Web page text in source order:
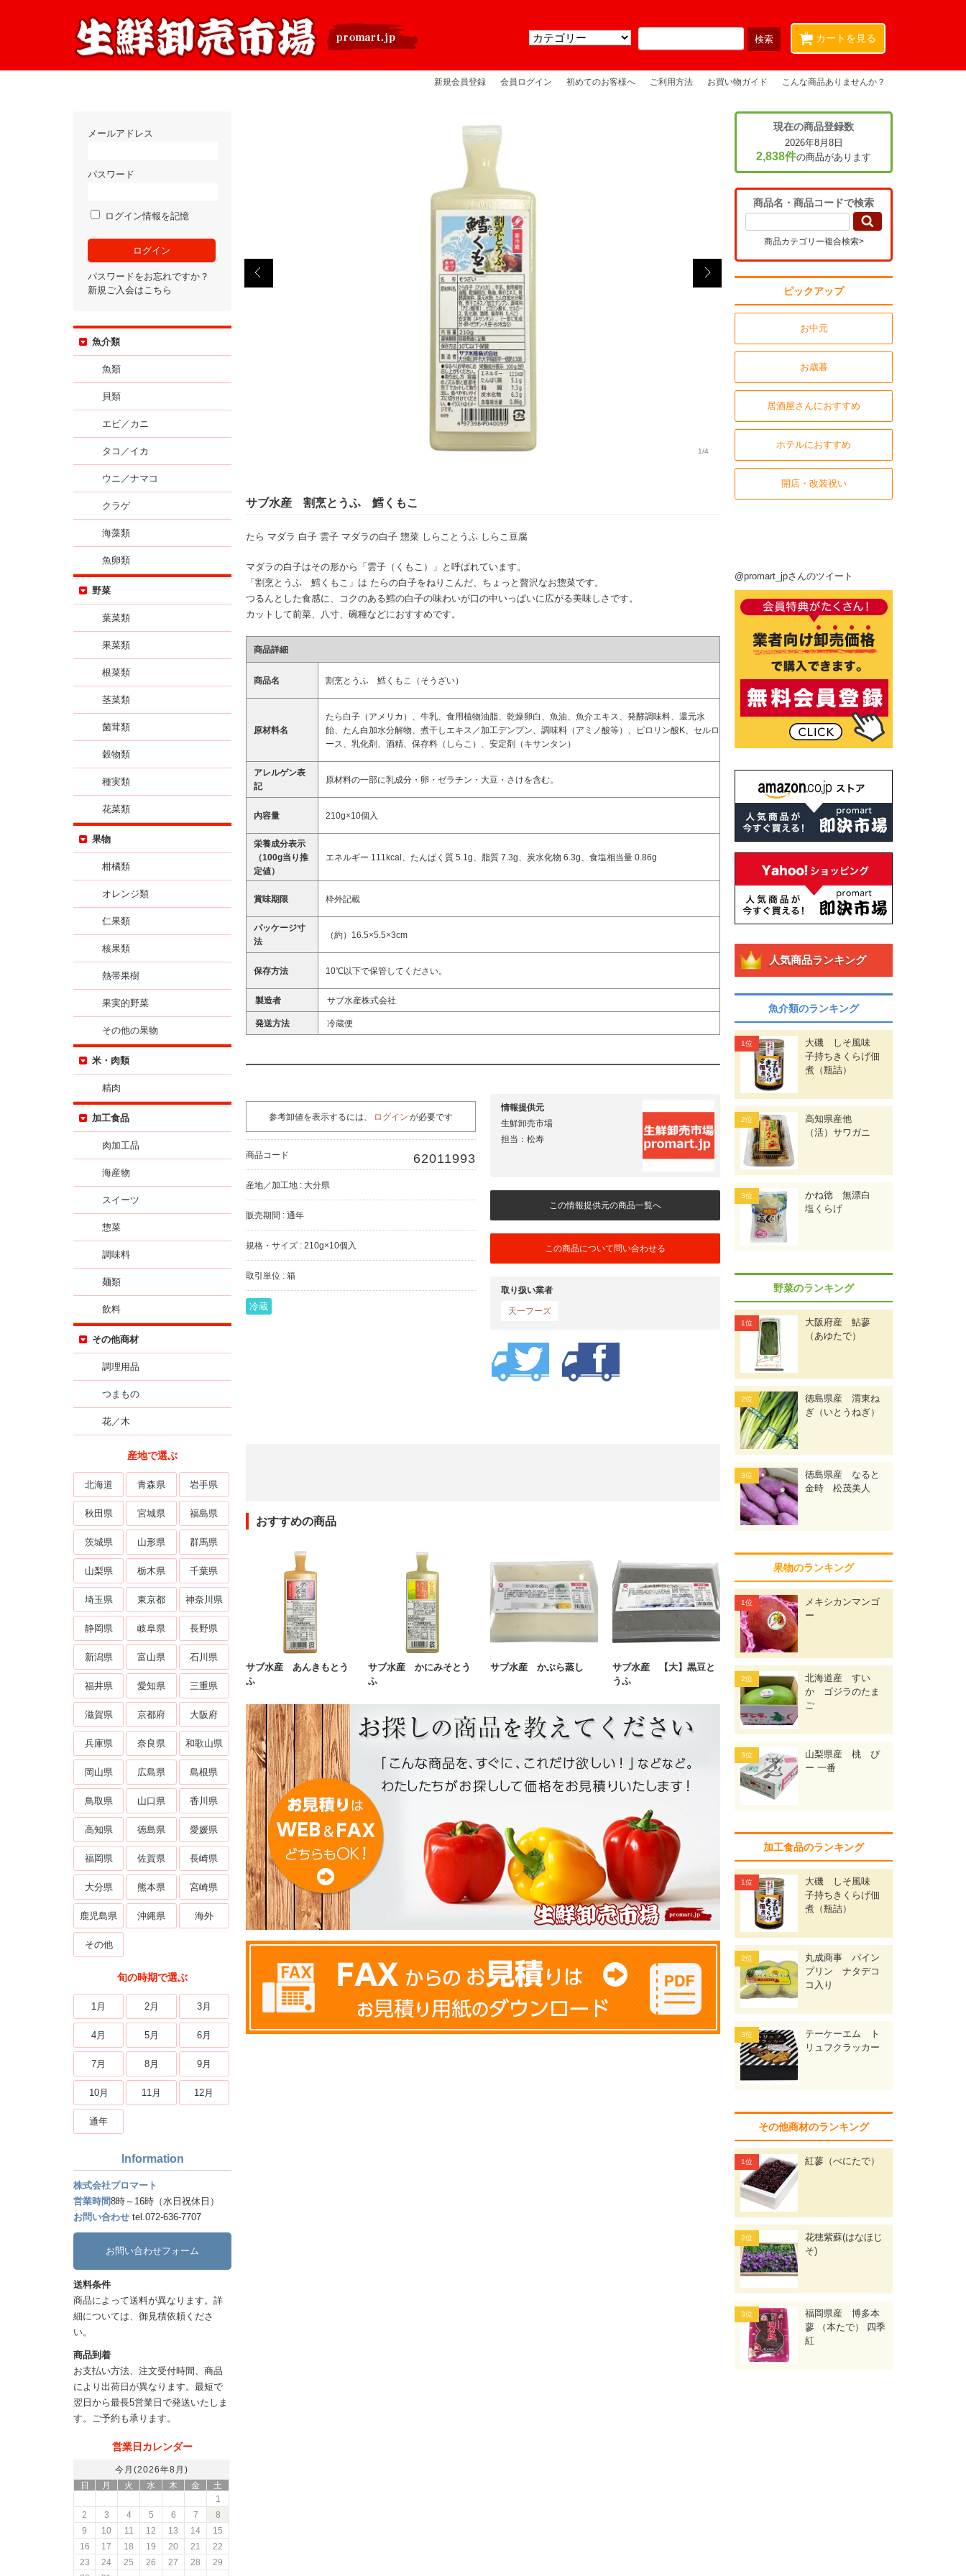
カートを見る
0
新規会員登録 会員ログイン 初めてのお客様へ ご利用方法 お買い物ガイド こんな商品ありませんか？
1/4
サブ水産 割烹とうふ 鱈くもこ
たら マダラ 白子 雲子 マダラの白子 惣菜 しらことうふ しらこ豆腐
マダラの白子はその形から「雲子（くもこ）」と呼ばれています。
「割烹とうふ 鱈くもこ」は たらの白子をねりこんだ、ちょっと贅沢なお惣菜です。
つるんとした食感に、コクのある鱈の白子の味わいが口の中いっぱいに広がる美味しさです。
カットして前菜、八寸、碗種などにおすすめです。
商品詳細
商品名 割烹とうふ 鱈くもこ（そうざい）
原材料名
たら白子（アメリカ）、牛乳、食用植物油脂、乾燥卵白、魚油、魚介エキス、発酵調味料、還元水
飴、たん白加水分解物、煮干しエキス／加工デンプン、調味料（アミノ酸等）、ピロリン酸K、セルロ
ース、乳化剤、酒精、保存料（しらこ）、安定剤（キサンタン）
アレルゲン表
記
原材料の一部に乳成分・卵・ゼラチン・大豆・さけを含む。
内容量 210g×10個入
栄養成分表示
（100g当り推
定値）
エネルギー 111kcal、たんぱく質 5.1g、脂質 7.3g、炭水化物 6.3g、食塩相当量 0.86g
賞味期限 枠外記載
パッケージ寸
法
（約）16.5×5.5×3cm
保存方法 10℃以下で保管してください。
製造者 サブ水産株式会社
発送方法 冷蔵便
参考卸値を表示するには、 ログイン が必要です
商品コード 62011993
産地／加工地 : 大分県
販売期間 : 通年
規格・サイズ : 210g×10個入
取引単位 : 箱
冷蔵
情報提供元
生鮮卸売市場
担当：松寿
この情報提供元の商品一覧へ
この商品について問い合わせる
取り扱い業者
天一フーズ
おすすめの商品
サブ水産 あんきもとう
ふ
サブ水産 かにみそとう
ふ
サブ水産 かぶら蒸し
サブ水産 【大】黒豆と
うふ
メールアドレス
パスワード
ログイン情報を記憶
パスワードをお忘れですか？
新規ご入会はこちら
魚介類
魚類
貝類
エビ／カニ
タコ／イカ
ウニ／ナマコ
クラゲ
海藻類
魚卵類
野菜
葉菜類
果菜類
根菜類
茎菜類
菌茸類
穀物類
種実類
花菜類
果物
柑橘類
オレンジ類
仁果類
核果類
熱帯果樹
果実的野菜
その他の果物
米・肉類
精肉
加工食品
肉加工品
海産物
スイーツ
惣菜
調味料
麺類
飲料
その他商材
調理用品
つまもの
花／木
産地で選ぶ
北海道 青森県 岩手県
秋田県 宮城県 福島県
茨城県 山形県 群馬県
山梨県 栃木県 千葉県
埼玉県 東京都 神奈川県
静岡県 岐阜県 長野県
新潟県 富山県 石川県
福井県 愛知県 三重県
滋賀県 京都府 大阪府
兵庫県 奈良県 和歌山県
岡山県 広島県 島根県
鳥取県 山口県 香川県
高知県 徳島県 愛媛県
福岡県 佐賀県 長崎県
大分県 熊本県 宮崎県
鹿児島県 沖縄県 海外
その他
旬の時期で選ぶ
1月 2月 3月
4月 5月 6月
7月 8月 9月
10月 11月 12月
通年
Information
株式会社プロマート
営業時間8時～16時（水日祝休日）
お問い合わせ tel.072-636-7707
お問い合わせフォーム
送料条件
商品によって送料が異なります。詳
細については、御見積依頼くださ
い。
商品到着
お支払い方法、注文受付時間、商品
により出荷日が異なります。最短で
翌日から最長5営業日で発送いたしま
す。ご予約も承ります。
営業日カレンダー
今月(2026年8月)
日
月 火 水 木 金
土
1
2
3 4 5 6 7
8
9
10 11 12 13 14
15
16
17 18 19 20 21
22
23
24 25 26 27 28
29
現在の商品登録数
2026年8月8日
2,838件の商品があります
商品名・商品コードで検索
商品カテゴリー複合検索>
ピックアップ
お中元
お歳暮
居酒屋さんにおすすめ
ホテルにおすすめ
開店・改装祝い
@promart_jpさんのツイート
人気商品ランキング
魚介類のランキング
大磯 しそ風味
子持ちきくらげ佃
煮（瓶詰）
高知県産他
（活）サワガニ
かね徳 無漂白
塩くらげ
野菜のランキング
大阪府産 鮎蓼
（あゆたで）
徳島県産 渭東ね
ぎ（いとうねぎ）
徳島県産 なると
金時 松茂美人
果物のランキング
メキシカンマンゴ
ー
北海道産 すい
か ゴジラのたま
ご
山梨県産 桃 ぴ
ー 一番
加工食品のランキング
大磯 しそ風味
子持ちきくらげ佃
煮（瓶詰）
丸成商事 パイン
プリン ナタデコ
コ入り
テーケーエム ト
リュフクラッカー
その他商材のランキング
紅蓼（べにたで）
花穂紫蘇(はなほじ
そ)
福岡県産 博多本
蓼 （本たで） 四季
紅